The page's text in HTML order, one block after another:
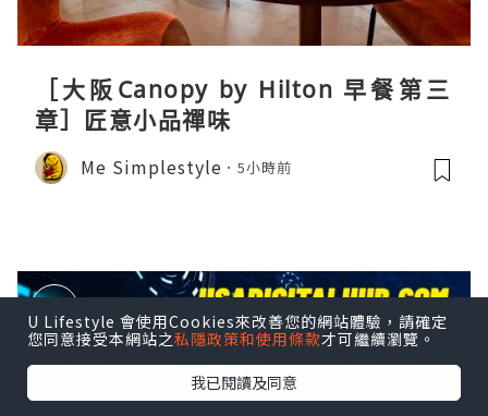
［大阪Canopy by Hilton 早餐第三
章］匠意小品禪味
Me Simplestyle 5小時前
U Lifestyle 會使用Cookies來改善您的網站體驗，請確定
您同意接受本網站之私隱政策和使用條款才可繼續瀏覽。
我已閱讀及同意